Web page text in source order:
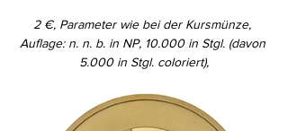
2 €, Parameter wie bei der Kursmünze,
Auflage: n. n. b. in NP, 10.000 in Stgl. (davon
5.000 in Stgl. coloriert),